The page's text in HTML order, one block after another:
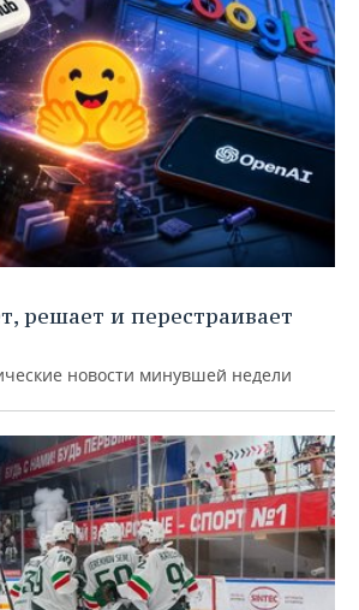
решает и перестраивает
новости минувшей недели